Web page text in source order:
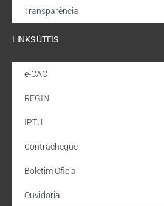
Transparência
LINKS ÚTEIS
e-CAC
REGIN
IPTU
Contracheque
Boletim Oficial
Ouvidoria